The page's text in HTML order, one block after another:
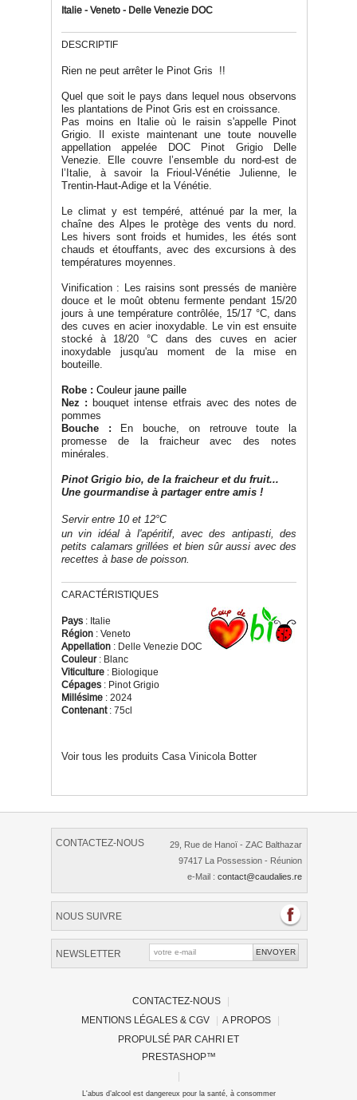
Italie - Veneto - Delle Venezie DOC
DESCRIPTIF
Rien ne peut arrêter le Pinot Gris !!
Quel que soit le pays dans lequel nous observons
les plantations de Pinot Gris est en croissance.
Pas moins en Italie où le raisin s'appelle Pinot
Grigio.
Il existe maintenant une toute nouvelle
appellation appelée DOC Pinot Grigio Delle
Venezie.
Elle couvre l’ensemble du nord-est de
l’Italie, à savoir la Frioul-Vénétie Julienne, le
Trentin-Haut-Adige et la Vénétie.
Le climat y est tempéré, atténué par la mer, la
chaîne des Alpes le protège des vents du nord.
Les hivers sont froids et humides, les étés sont
chauds et étouffants, avec des excursions à des
températures moyennes.
Vinification : Les raisins sont pressés de manière
douce et le moût obtenu fermente pendant 15/20
jours à une température contrôlée, 15/17 °C, dans
des cuves en acier inoxydable. Le vin est ensuite
stocké à 18/20 °C dans des cuves en acier
inoxydable jusqu'au moment de la mise en
bouteille.
Robe : Couleur jaune paille
Nez : bouquet intense etfrais avec des notes de
pommes
Bouche :
En bouche, on retrouve toute la
promesse de la fraicheur avec des notes
minérales.
Pinot Grigio bio, de la fraicheur et du fruit...
Une gourmandise à partager entre amis !
Servir entre 10 et 12°C
un vin idéal à l'apéritif, avec des antipasti, des
petits calamars grillées et bien sûr aussi avec des
recettes à base de poisson.
CARACTÉRISTIQUES
Pays : Italie
Région : Veneto
Appellation : Delle Venezie DOC
Couleur: Blanc
Viticulture : Biologique
Cépages : Pinot Grigio
Millésime : 2024
Contenant: 75cl
Voir tous les produits Casa Vinicola Botter
CONTACTEZ-NOUS
29, Rue de Hanoï - ZAC Balthazar
97417 La Possession - Réunion
e-Mail : contact@caudalies.re
NOUS SUIVRE
NEWSLETTER
CONTACTEZ-NOUS
|
MENTIONS LÉGALES & CGV | A PROPOS |
PROPULSÉ PAR CAHRI ET
PRESTASHOP™
|
L'abus d’alcool est dangereux pour la santé, à consommer